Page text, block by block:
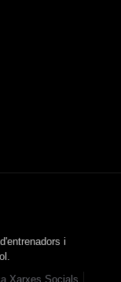
i
Xarxes Socials